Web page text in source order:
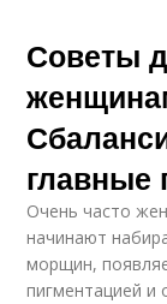
Советы
главные
Очень часто
начинают
морщин,
пигментацией и